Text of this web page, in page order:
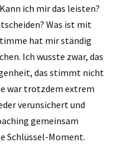
ich mir das leisten?
Was ist mit
hat mir ständig
Ich wusste zwar, das
das stimmt nicht
war trotzdem extrem
verunsichert und
gemeinsam
Schlüssel-Moment.